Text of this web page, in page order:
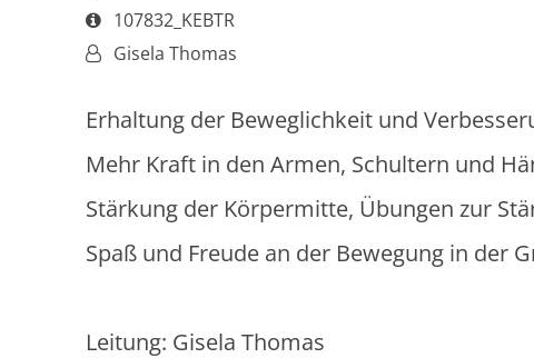
Art bzw. Nummer:
107832_KEBTR
Von:Gisela Thomas
Erhaltung der Beweglichkeit und
Mehr Kraft in den Armen, Schultern und
Stärkung der Körpermitte, Übungen zur
Spaß und Freude an der Bewegung in der
Leitung: Gisela Thomas